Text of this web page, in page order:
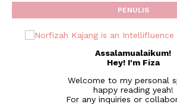
PENULIS
Assalamualaikum!
Hey! I'm Fiza
Welcome to my personal
happy reading yeah!
For any inquiries or